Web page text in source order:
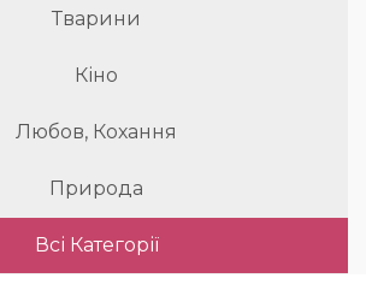
Тварини
Кіно
Любов, Кохання
Природа
Всі Категорії